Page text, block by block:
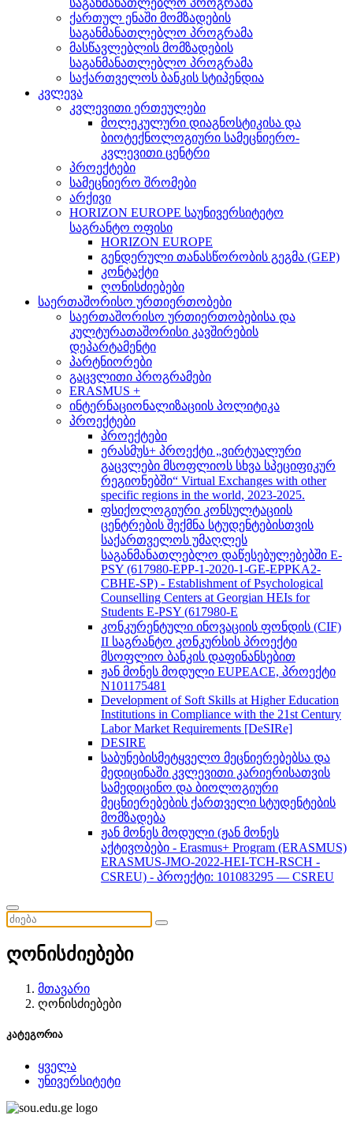
საგანმანათლებლო პროგრამა
ქართულ ენაში მომზადების
საგანმანათლებლო პროგრამა
მასწავლებლის მომზადების
საგანმანათლებლო პროგრამა
საქართველოს ბანკის სტიპენდია
კვლევა
კვლევითი ერთეულები
მოლეკულური დიაგნოსტიკისა და
ბიოტექნოლოგიური სამეცნიერო-
კვლევითი ცენტრი
პროექტები
სამეცნიერო შრომები
არქივი
HORIZON EUROPE საუნივერსიტეტო
საგრანტო ოფისი
HORIZON EUROPE
გენდერული თანასწორობის გეგმა (GEP)
კონტაქტი
ღონისძიებები
საერთაშორისო ურთიერთობები
საერთაშორისო ურთიერთობებისა და
კულტურათაშორისი კავშირების
დეპარტამენტი
პარტნიორები
გაცვლითი პროგრამები
ERASMUS +
ინტერნაციონალიზაციის პოლიტიკა
პროექტები
პროექტები
ერასმუს+ პროექტი „ვირტუალური
გაცვლები მსოფლიოს სხვა სპეციფიკურ
რეგიონებში“ Virtual Exchanges with other
specific regions in the world, 2023-2025.
ფსიქოლოგიური კონსულტაციის
ცენტრების შექმნა სტუდენტებისთვის
საქართველოს უმაღლეს
საგანმანათლებლო დაწესებულებებში E-
PSY (617980-EPP-1-2020-1-GE-EPPKA2-
CBHE-SP) - Establishment of Psychological
Counselling Centers at Georgian HEIs for
Students E-PSY (617980-E
კონკურენტული ინოვაციის ფონდის (CIF)
II საგრანტო კონკურსის პროექტი
მსოფლიო ბანკის დაფინანსებით
ჟან მონეს მოდული EUPEACE, პროექტი
N101175481
Development of Soft Skills at Higher Education
Institutions in Compliance with the 21st Century
Labor Market Requirements [DeSIRe]
DESIRE
საბუნებისმეტყველო მეცნიერებებსა და
მედიცინაში კვლევითი კარიერისათვის
სამედიცინო და ბიოლოგიური
მეცნიერებების ქართველი სტუდენტების
მომზადება
ჟან მონეს მოდული (ჟან მონეს
აქტივობები - Erasmus+ Program (ERASMUS)
ERASMUS-JMO-2022-HEI-TCH-RSCH -
CSREU) - პროექტი: 101083295 — CSREU
ღონისძიებები
მთავარი
ღონისძიებები
კატეგორია
ყველა
უნივერსიტეტი